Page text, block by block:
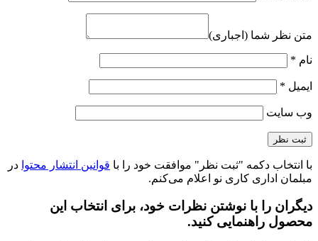
متن نظر شما (اجباری)
نام *
ایمیل *
وب‌ سایت
با انتخاب دکمه "ثبت نظر" موافقت خود را با قوانین انتشار محتوا در
مبلمان اداری کاری نو اعلام می‌کنم.
دیگران را با نوشتن نظرات خود، برای انتخاب این
محصول راهنمایی کنید.